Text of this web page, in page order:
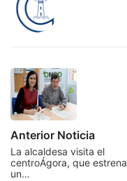
Anterior Noticia
La alcaldesa visita el
centroÁgora, que estrena
un…